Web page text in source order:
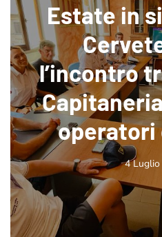
Estate in
l’incontro
operatori
4 Luglio